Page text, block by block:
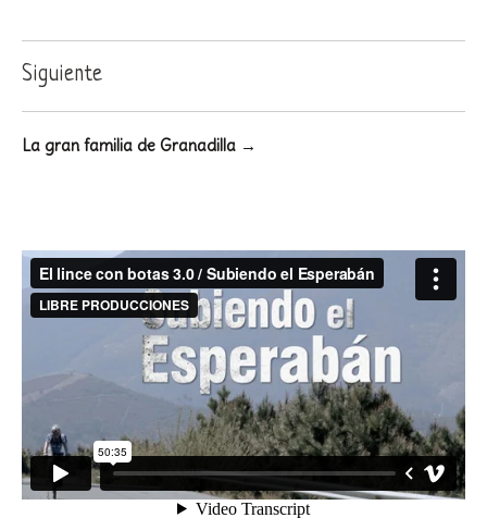
Siguiente
La gran familia de Granadilla →